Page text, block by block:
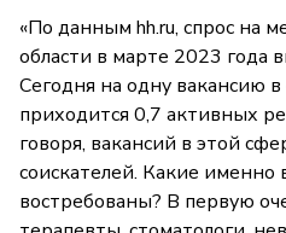
«По данным hh.ru, спрос на
области в марте 2023 года
Сегодня на одну вакансию
приходится 0,7 активных
говоря, вакансий в этой
соискателей. Какие именно
востребованы? В первую